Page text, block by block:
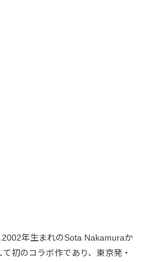
年生まれのSota Nakamuraか
初のコラボ作であり、東京発・